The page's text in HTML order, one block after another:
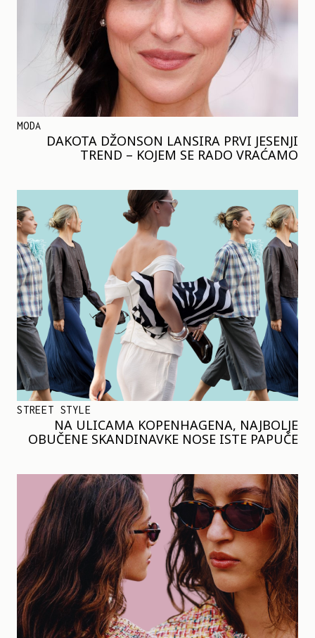
MODA
DAKOTA DŽONSON LANSIRA PRVI JESENJI
TREND – KOJEM SE RADO VRAĆAMO
STREET STYLE
NA ULICAMA KOPENHAGENA, NAJBOLJE
OBUČENE SKANDINAVKE NOSE ISTE PAPUČE